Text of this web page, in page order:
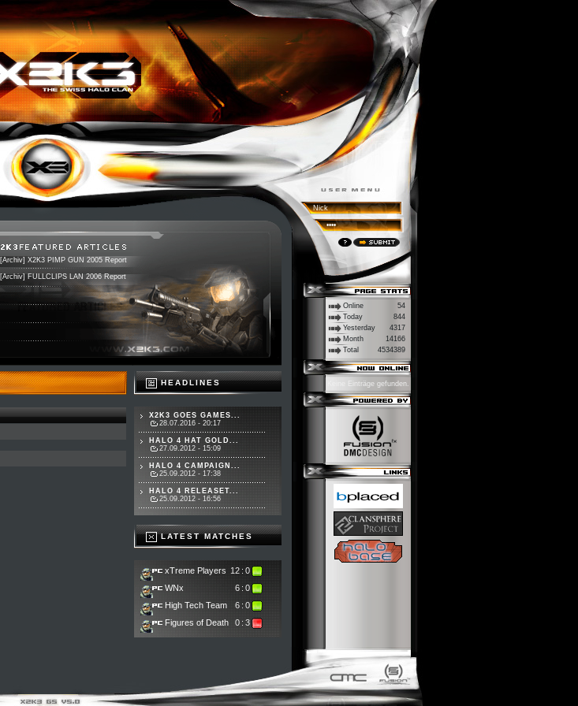
[Archiv] X2K3 PIMP GUN 2005 Report
[Archiv] FULLCLIPS LAN 2006 Report
HEADLINES
X2K3 GOES GAMES...
28.07.2016 - 20:17
HALO 4 HAT GOLD...
27.09.2012 - 15:09
HALO 4 CAMPAIGN...
25.09.2012 - 17:38
HALO 4 RELEASET...
25.09.2012 - 16:56
LATEST MATCHES
xTreme Players 12 : 0
WNx
6 : 0
High Tech Team
6 : 0
Figures of Death
0 : 3
Online
54
Today
844
Yesterday
4317
Month
14166
Total
4534389
Keine Einträge gefunden.